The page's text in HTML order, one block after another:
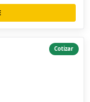
Cotizar